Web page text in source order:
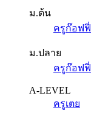
ม.ต้น
ครูก๊อฟฟี่
ม.ปลาย
ครูก๊อฟฟี่
A-LEVEL
ครูเตย